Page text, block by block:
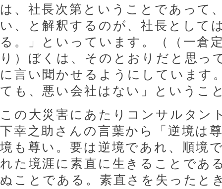
は、社長次第ということであって
い、と解釈するのが、社長として
る。」といっています。（（一倉
り）ぼくは、そのとおりだと思っ
に言い聞かせるようにしています
ても、悪い会社はない」というこ
この大災害にあたりコンサルタン
下幸之助さんの言葉から「逆境は
境も尊い。要は逆境であれ、順境
れた境涯に素直に生きることであ
ぬことである。素直さを失ったと